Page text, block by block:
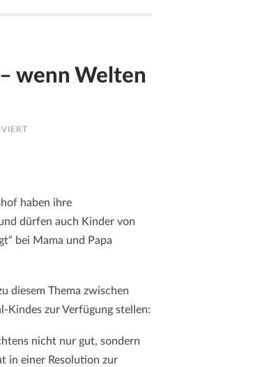
wenn Welten
AUFEINANDER
PRALLEN
haben ihre
dürfen auch Kinder von
bei Mama und Papa
diesem Thema zwischen
Kindes zur Verfügung stellen:
nicht nur gut, sondern
in einer Resolution zur